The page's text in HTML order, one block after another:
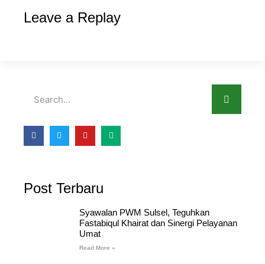
Leave a Replay
Post Terbaru
Syawalan PWM Sulsel, Teguhkan
Fastabiqul Khairat dan Sinergi Pelayanan
Umat
Read More »